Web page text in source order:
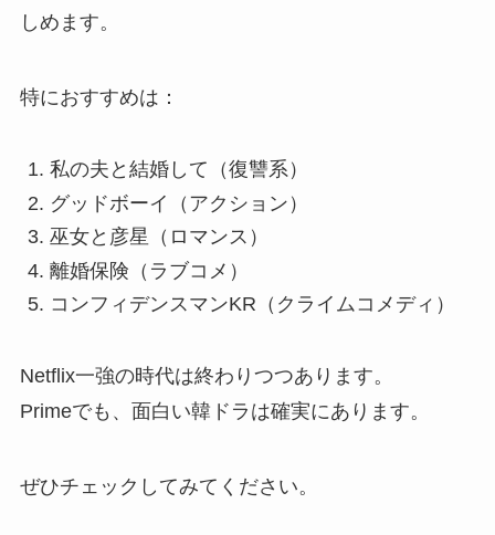
しめます。
特におすすめは：
私の夫と結婚して（復讐系）
グッドボーイ（アクション）
巫女と彦星（ロマンス）
離婚保険（ラブコメ）
コンフィデンスマンKR（クライムコメディ）
Netflix一強の時代は終わりつつあります。
Primeでも、面白い韓ドラは確実にあります。
ぜひチェックしてみてください。